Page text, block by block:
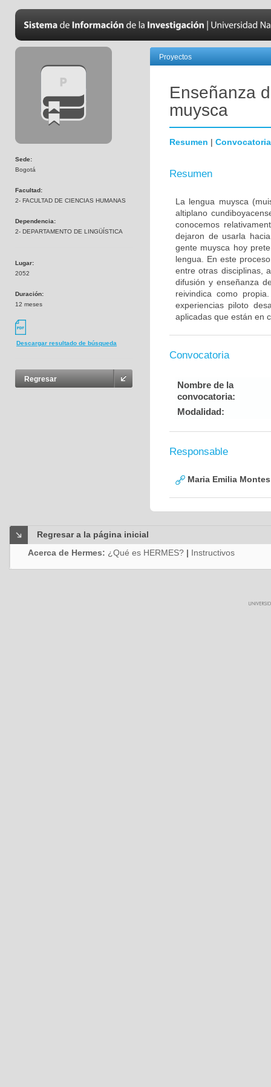
Sede:
Bogotá
Facultad:
2- FACULTAD DE CIENCIAS HUMANAS
Dependencia:
2- DEPARTAMENTO DE LINGÜÍSTICA
Lugar:
2052
Duración:
12 meses
Descargar resultado de búsqueda
Regresar
Proyectos
Enseñanza
muysca
Resumen | Convocatoria
Resumen
La lengua muysca
altiplano
conocemos
dejaron de usarla
gente muysca hoy
lengua. En este
entre otras disciplinas,
difusión y enseñanza
reivindica como
experiencias piloto
aplicadas que están en
Convocatoria
Nombre de la
convocatoria:
Modalidad:
Responsable
Maria Emilia
Regresar a la página inicial
Acerca de Hermes: ¿Qué es HERMES? | Instructivos